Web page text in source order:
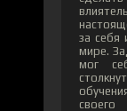
за себя
мире.
мог